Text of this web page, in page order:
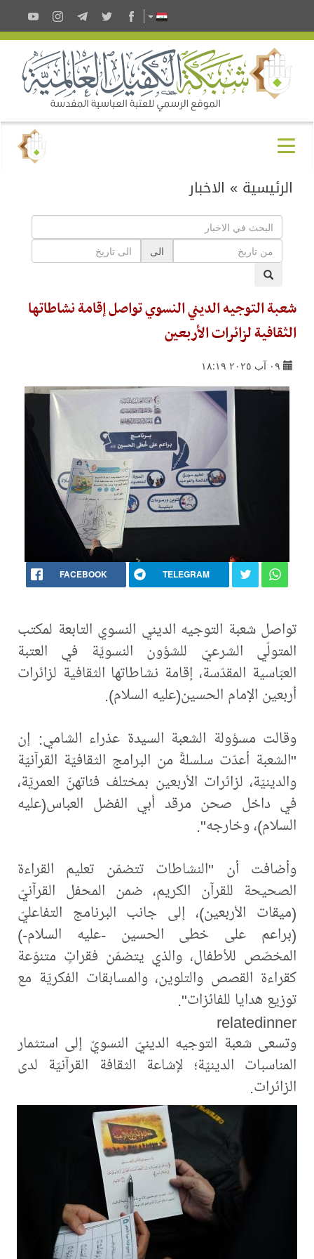
الرئيسية » الاخبار
الى
شعبة التوجيه الديني النسوي تواصل إقامة نشاطاتها
الثقافية لزائرات الأربعين
٠٩ آب ٢٠٢٥ ١٨:١٩
FACEBOOK TELEGRAM
تواصل شعبة التوجيه الديني النسوي التابعة لمكتب
المتولّي الشرعيّ للشؤون النسويّة في العتبة
العبّاسية المقدّسة، إقامة نشاطاتها الثقافية لزائرات
أربعين الإمام الحسين(عليه السلام).
وقالت مسؤولة الشعبة السيدة عذراء الشامي: إن
"الشعبة أعدّت سلسلةً من البرامج الثقافيّة القرآنيّة
والدينيّة، لزائرات الأربعين بمختلف فئاتهنّ العمريّة،
في داخل صحن مرقد أبي الفضل العباس(عليه
السلام)، وخارجه".
وأضافت أن "النشاطات تتضمّن تعليم القراءة
الصحيحة للقرآن الكريم، ضمن المحفل القرآنيّ
(ميقات الأربعين)، إلى جانب البرنامج التفاعليّ
(براعم على خطى الحسين -عليه السلام-)
المخصّص للأطفال، والذي يتضمّن فقراتٍ متنوّعة
كقراءة القصص والتلوين، والمسابقات الفكريّة مع
توزيع هدايا للفائزات".
relatedinner
وتسعى شعبة التوجيه الدينيّ النسويّ إلى استثمار
المناسبات الدينيّة؛ لإشاعة الثقافة القرآنيّة لدى
الزائرات.